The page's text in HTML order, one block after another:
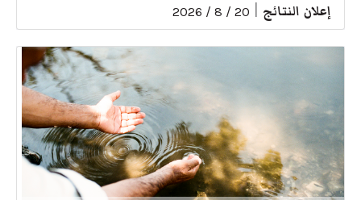
إعلان النتائج 20 / 8 / 2026